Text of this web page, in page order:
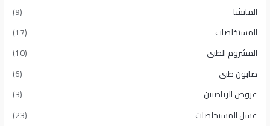
الماتشا
(9)
المستخلصات
(17)
المشروم الطبي
(10)
صابون طبى
(6)
عروض الرياضيين
(3)
عسل المستخلصات
(23)